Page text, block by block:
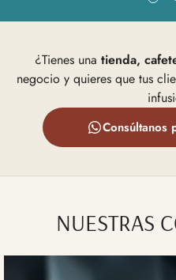
¿Tienes una tienda,
negocio y quieres que tus
NUESTRAS